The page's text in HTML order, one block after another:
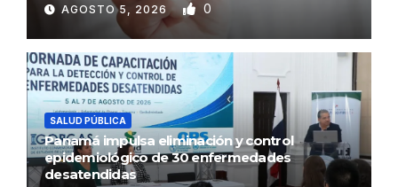
AGOSTO 5, 2026 0
SALUD PÚBLICA
Panamá impulsa eliminación y control
epidemiológico de 30 enfermedades
desatendidas